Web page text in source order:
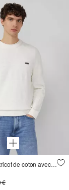
Pull-over en tricot de coton avec mélange de structures
€